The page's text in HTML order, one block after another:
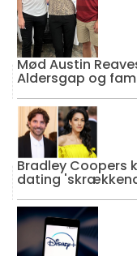
Mød Austin
Aldersgap og
Bradley Coopers
dating